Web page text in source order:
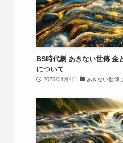
BS時代劇 あきない世傳 金
について
2025年4月4日 あきない世傳